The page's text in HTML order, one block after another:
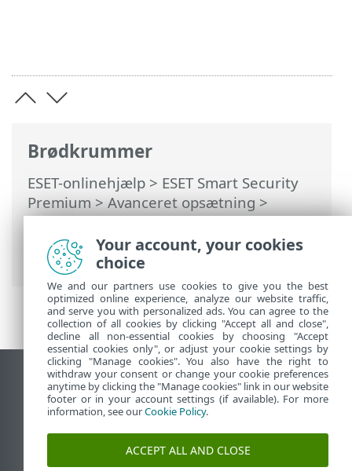
Brødkrummer
ESET-onlinehjælp > ESET Smart Security
Premium>Avanceret opsætning>
Beskyttelse>Realtidsbeskyttelse af
filsystem
> Hvornår skal konfigurationen
af realtidsbeskyttelse ændres?
Vis computerwebsted
End of Life
ESET-vidensbase
ESET-forum
ESET Status Portal
Your account, your cookies
choice
We and our partners use cookies to give you the best
optimized online experience, analyze our website traffic,
and serve you with personalized ads. You can agree to the
collection of all cookies by clicking "Accept all and close",
decline all non-essential cookies by choosing "Accept
essential cookies only", or adjust your cookie settings by
clicking "Manage cookies". You also have the right to
withdraw your consent or change your cookie preferences
anytime by clicking the "Manage cookies" link in our website
footer or in your account settings (if available). For more
information, see ourCookie Policy.
ACCEPT ALL AND CLOSE